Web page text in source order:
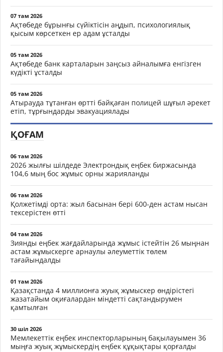
07 там 2026
Ақтөбеде бұрынғы сүйіктісін аңдып, психологиялық
қысым көрсеткен ер адам ұсталды
05 там 2026
Ақтөбеде банк карталарын заңсыз айналымға енгізген
күдікті ұсталды
05 там 2026
Атырауда тұтанған өртті байқаған полицей шұғыл әрекет
етіп, тұрғындарды эвакуациялады
ҚОҒАМ
06 там 2026
2026 жылғы шілдеде Электрондық еңбек биржасында
104,6 мың бос жұмыс орны жарияланды
06 там 2026
Қолжетімді орта: жыл басынан бері 600-ден астам нысан
тексерістен өтті
04 там 2026
Зиянды еңбек жағдайларында жұмыс істейтін 26 мыңнан
астам жұмыскерге арнаулы әлеуметтік төлем
тағайындалды
01 там 2026
Қазақстанда 4 миллионға жуық жұмыскер өндірістегі
жазатайым оқиғалардан міндетті сақтандырумен
қамтылған
30 шіл 2026
Мемлекеттік еңбек инспекторларының бақылауымен 36
мыңға жуық жұмыскердің еңбек құқықтары қорғалды